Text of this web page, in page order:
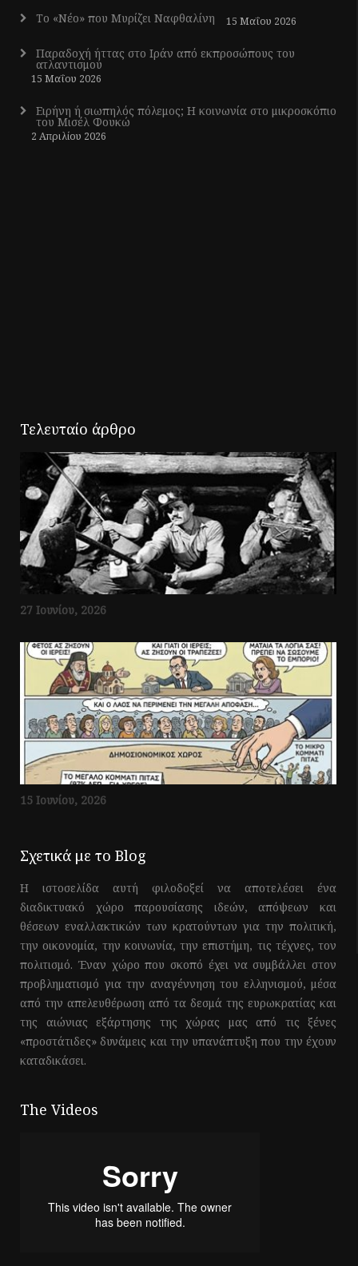
Το «Νέο» που Μυρίζει Ναφθαλίνη 15 Μαΐου 2026
Παραδοχή ήττας στο Ιράν από εκπροσώπους του
ατλαντισμού
15 Μαΐου 2026
Ειρήνη ή σιωπηλός πόλεμος; Η κοινωνία στο μικροσκόπιο
του Μισέλ Φουκώ
2 Απριλίου 2026
Τελευταίο άρθρο
27 Ιουνίου, 2026
15 Ιουνίου, 2026
Σχετικά με το Blog
Η ιστοσελίδα αυτή φιλοδοξεί να αποτελέσει ένα
διαδικτυακό χώρο παρουσίασης ιδεών, απόψεων και
θέσεων εναλλακτικών των κρατούντων για την πολιτική,
την οικονομία, την κοινωνία, την επιστήμη, τις τέχνες, τον
πολιτισμό. Έναν χώρο που σκοπό έχει να συμβάλλει στον
προβληματισμό για την αναγέννηση του ελληνισμού, μέσα
από την απελευθέρωση από τα δεσμά της ευρωκρατίας και
της αιώνιας εξάρτησης της χώρας μας από τις ξένες
«προστάτιδες» δυνάμεις και την υπανάπτυξη που την έχουν
καταδικάσει.
The Videos